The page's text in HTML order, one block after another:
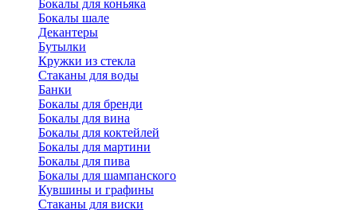
Бокалы для коньяка
Бокалы шале
Декантеры
Бутылки
Кружки из стекла
Стаканы для воды
Банки
Бокалы для бренди
Бокалы для вина
Бокалы для коктейлей
Бокалы для мартини
Бокалы для пива
Бокалы для шампанского
Кувшины и графины
Стаканы для виски